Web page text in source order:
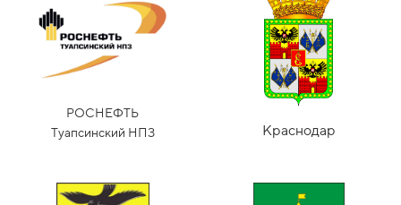
РОСНЕФТЬ
Туапсинский НПЗ
Краснодар